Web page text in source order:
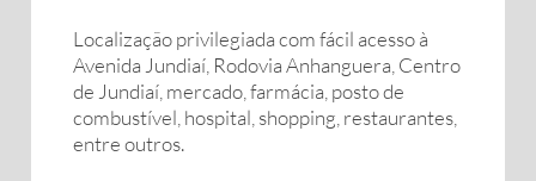
Localização privilegiada com fácil acesso à
Avenida Jundiaí, Rodovia Anhanguera, Centro
de Jundiaí, mercado, farmácia, posto de
combustível, hospital, shopping, restaurantes,
entre outros.